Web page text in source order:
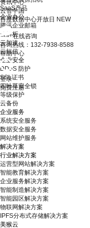
资讯中心
云智中国
百度数据中心开放日 NEW
在线咨询
咨询热线：132-7938-8588
帮助中心
登录
免费注册
SaaS产品
企业办公
腾讯企业邮箱
云解析
云加速
云短信
企业安全
DDoS 防护
SSL证书
四叶草安全锁
等级保护
云备份
企业服务
系统安全服务
数据安全服务
网站维护服务
解决方案
行业解决方案
运营型网站解决方案
智能教育解决方案
企业服务解决方案
智能制造解决方案
智能园区解决方案
物联网解决方案
IPFS分布式存储解决方案
美猴云